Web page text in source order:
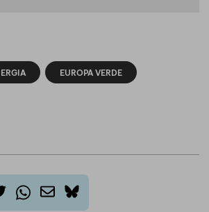
EUROPA VERDE
bluesky